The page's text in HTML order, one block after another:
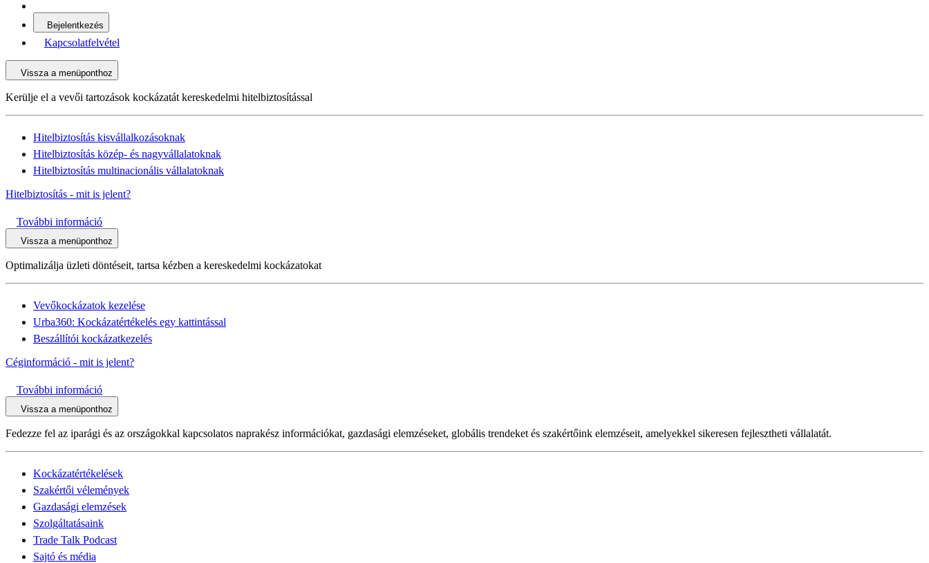
Bejelentkezés
Kapcsolatfelvétel
Vissza a menüponthoz
Kerülje el a vevői tartozások kockázatát kereskedelmi hitelbiztosítással
Hitelbiztosítás kisvállalkozásoknak
Hitelbiztosítás közép- és nagyvállalatoknak
Hitelbiztosítás multinacionális vállalatoknak
Hitelbiztosítás - mit is jelent?
További információ
Vissza a menüponthoz
Optimalizálja üzleti döntéseit, tartsa kézben a kereskedelmi kockázatokat
Vevőkockázatok kezelése
Urba360: Kockázatértékelés egy kattintással
Beszállítói kockázatkezelés
Céginformáció - mit is jelent?
További információ
Vissza a menüponthoz
Fedezze fel az iparági és az országokkal kapcsolatos naprakész információkat, gazdasági elemzéseket, globális trendeket és szakértőink elemzéseit, amelyekkel sikeresen fejlesztheti vállalatát.
Kockázatértékelések
Szakértői vélemények
Gazdasági elemzések
Szolgáltatásaink
Trade Talk Podcast
Sajtó és média